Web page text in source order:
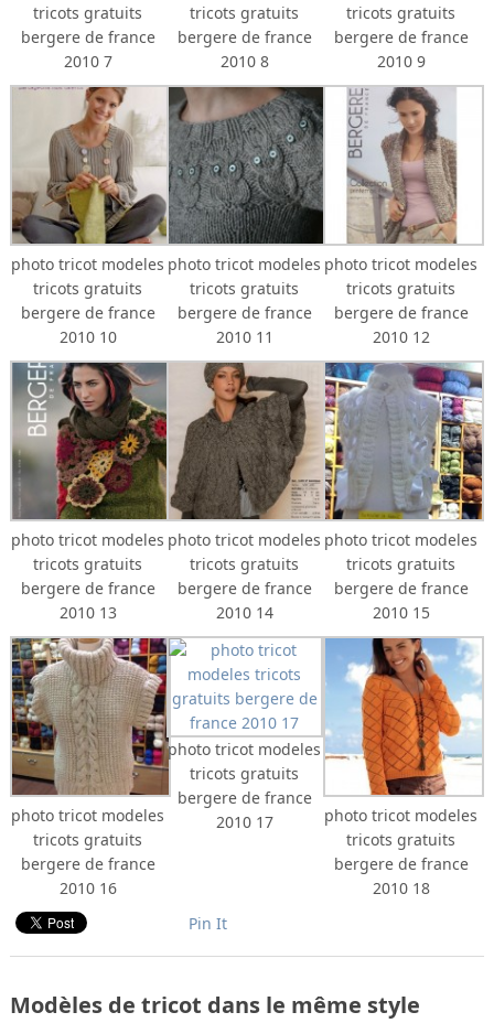
tricots gratuits
bergere de france
2010 7
tricots gratuits
bergere de france
2010 8
tricots gratuits
bergere de france
2010 9
photo tricot modeles
tricots gratuits
bergere de france
2010 10
photo tricot modeles
tricots gratuits
bergere de france
2010 11
photo tricot modeles
tricots gratuits
bergere de france
2010 12
photo tricot modeles
tricots gratuits
bergere de france
2010 13
photo tricot modeles
tricots gratuits
bergere de france
2010 14
photo tricot modeles
tricots gratuits
bergere de france
2010 15
photo tricot modeles
tricots gratuits
bergere de france
2010 16
photo tricot modeles
tricots gratuits
bergere de france
2010 17
photo tricot modeles
tricots gratuits
bergere de france
2010 18
Pin It
Modèles de tricot dans le même style